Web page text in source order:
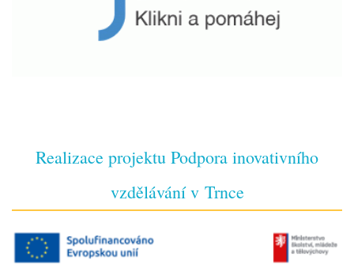
Realizace projektu Podpora inovativního
vzdělávání v Trnce